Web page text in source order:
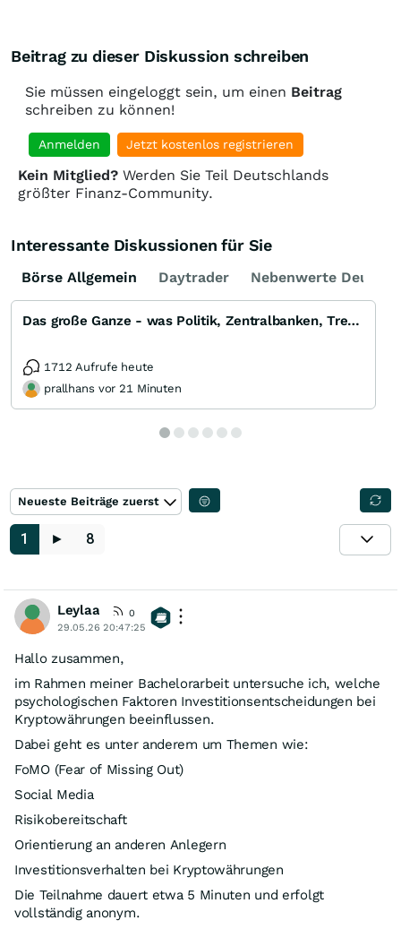
Beitrag zu dieser Diskussion schreiben
Sie müssen eingeloggt sein, um einen Beitrag
schreiben zu können!
Anmelden Jetzt kostenlos registrieren
Kein Mitglied? Werden Sie Teil Deutschlands
größter Finanz-Community.
Interessante Diskussionen für Sie
Börse Allgemein Daytrader Nebenwerte
Das große Ganze - was Politik, Zentralbanken, Trends, Medien und Gesellschaft mit Aktien, Rohstoffen
1712 Aufrufe heute
prallhans vor 21 Minuten
Neueste Beiträge zuerst
1 ► 8
Leylaa
0
29.05.26 20:47:25
Hallo zusammen,
im Rahmen meiner Bachelorarbeit untersuche ich, welche
psychologischen Faktoren Investitionsentscheidungen bei
Kryptowährungen beeinflussen.
Dabei geht es unter anderem um Themen wie:
FoMO (Fear of Missing Out)
Social Media
Risikobereitschaft
Orientierung an anderen Anlegern
Investitionsverhalten bei Kryptowährungen
Die Teilnahme dauert etwa 5 Minuten und erfolgt
vollständig anonym.